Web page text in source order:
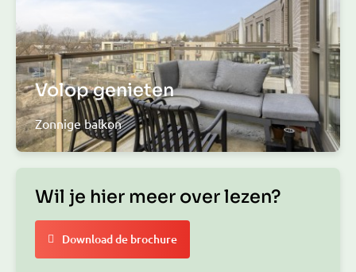
Volop genieten
Zonnige balkon
Wil je hier meer over lezen?
Download de brochure